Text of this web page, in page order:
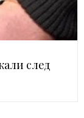
след